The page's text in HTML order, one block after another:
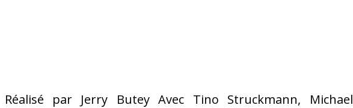
par Jerry Butey Avec Tino Struckmann, Michael